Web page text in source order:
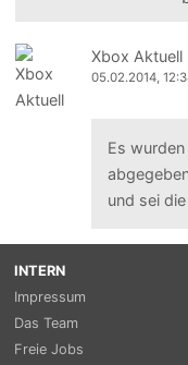
Xbox Aktuell
05.02.2014,
Es
und sei
INTERN
Impressum
Das Team
Freie Jobs